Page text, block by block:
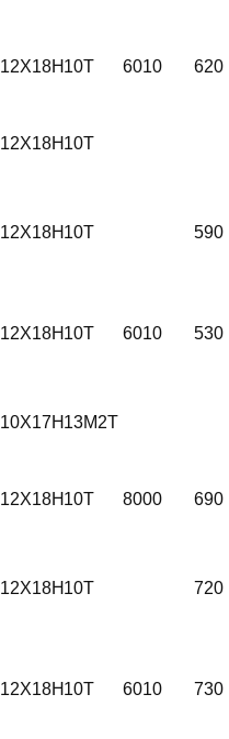
12Х18Н10Т 6010 620
12Х18Н10Т
12Х18Н10Т 590
12Х18Н10Т 6010 530
10Х17Н13М2Т
12Х18Н10Т 8000 690
12Х18Н10Т 720
12Х18Н10Т 6010 730